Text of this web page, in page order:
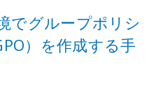
でグループポリシ
）を作成する手